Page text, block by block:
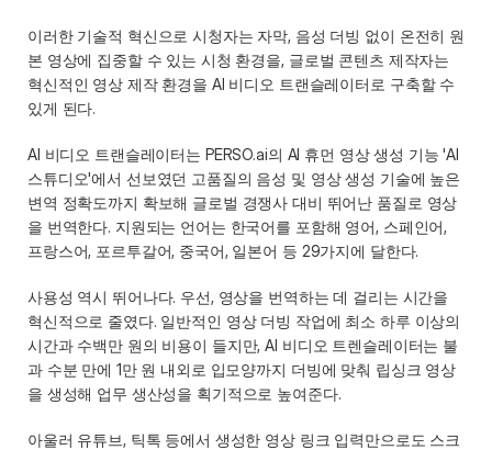
이러한 기술적 혁신으로 시청자는 자막, 음성 더빙 없이 온전히 원
본 영상에 집중할 수 있는 시청 환경을, 글로벌 콘텐츠 제작자는
혁신적인 영상 제작 환경을 AI 비디오 트랜슬레이터로 구축할 수
있게 된다.
AI 비디오 트랜슬레이터는 PERSO.ai의 AI 휴먼 영상 생성 기능 'AI
스튜디오'에서 선보였던 고품질의 음성 및 영상 생성 기술에 높은
변역 정확도까지 확보해 글로벌 경쟁사 대비 뛰어난 품질로 영상
을 번역한다. 지원되는 언어는 한국어를 포함해 영어, 스페인어,
프랑스어, 포르투갈어, 중국어, 일본어 등 29가지에 달한다.
사용성 역시 뛰어나다. 우선, 영상을 번역하는 데 걸리는 시간을
혁신적으로 줄였다. 일반적인 영상 더빙 작업에 최소 하루 이상의
시간과 수백만 원의 비용이 들지만, AI 비디오 트렌슬레이터는 불
과 수분 만에 1만 원 내외로 입모양까지 더빙에 맞춰 립싱크 영상
을 생성해 업무 생산성을 획기적으로 높여준다.
아울러 유튜브, 틱톡 등에서 생성한 영상 링크 입력만으로도 스크